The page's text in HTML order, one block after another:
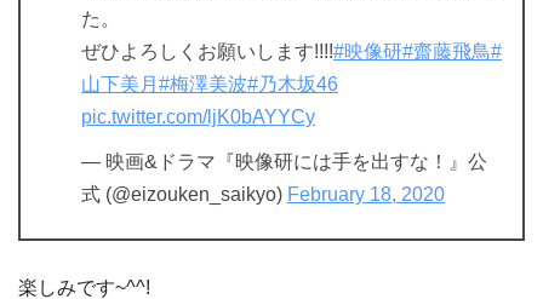
た。
ぜひよろしくお願いします!!!!#映像研#齋藤飛鳥#
山下美月 #梅澤美波#乃木坂46
pic.twitter.com/ljK0bAYYCy
— 映画&ドラマ『映像研には手を出すな！』公
式 (@eizouken_saikyo) February 18, 2020
楽しみです~^^!